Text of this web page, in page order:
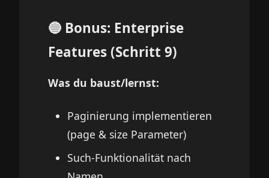
🔵 Bonus: Enterprise
Features (Schritt 9)
Was du baust/lernst:
Paginierung implementieren
(page & size Parameter)
Such-Funktionalität nach